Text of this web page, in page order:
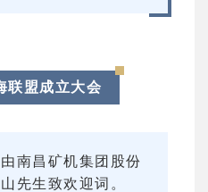
联盟成立大会
南昌矿机集团股份
先生致欢迎词。